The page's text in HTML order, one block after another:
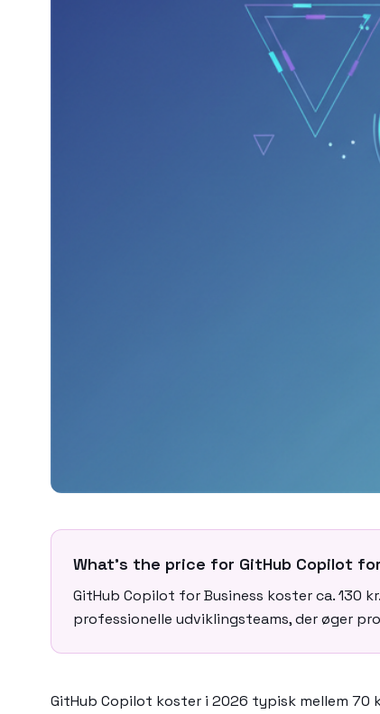
What's the price for GitHub Copilot
GitHub Copilot for Business koster ca. 130
professionelle udviklingsteams, der øger
GitHub Copilot koster i 2026 typisk mellem 70